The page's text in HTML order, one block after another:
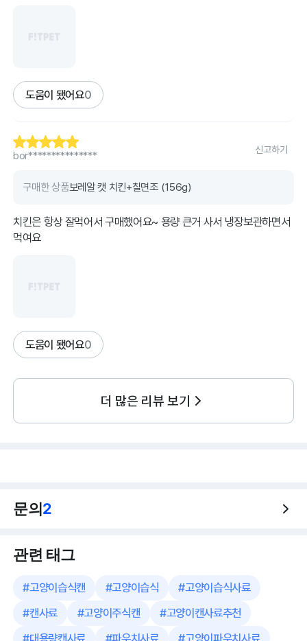
도움이 됐어요0
bor***************
신고하기
구매한 상품보레알 캣 치킨+칠면조 (156g)
치킨은 항상 잘먹어서 구매했어요~ 용량 큰거 사서 냉장보관하면서
먹여요
도움이 됐어요0
더 많은 리뷰 보기
문의2
관련 태그
#고양이습식캔 #고양이습식 #고양이습식사료
#캔사료 #고양이주식캔 #고양이캔사료추천